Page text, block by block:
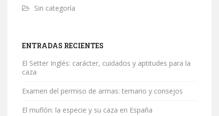
Sin categoría
ENTRADAS RECIENTES
El Setter Inglés: carácter, cuidados y aptitudes para la
caza
Examen del permiso de armas: temario y consejos
El muflón: la especie y su caza en España